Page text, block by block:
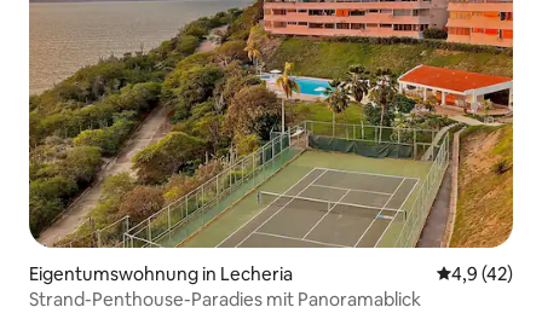
Eigentumswohnung in Lecheria
4,9 (42)
Strand-Penthouse-Paradies mit Panoramablick